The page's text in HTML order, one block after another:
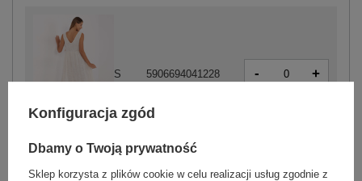
S 5906694041228 - +
Konfiguracja zgód
Dbamy o Twoją prywatność
Sklep korzysta z plików cookie w celu realizacji usług zgodnie z